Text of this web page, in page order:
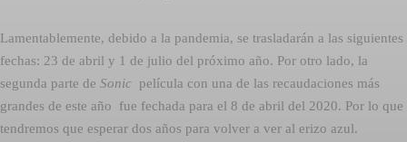
Lamentablemente, debido a la pandemia, se trasladarán a las siguientes
fechas: 23 de abril y 1 de julio del próximo año. Por otro lado, la
segunda parte de  Sonic   película con una de las recaudaciones más
grandes de este año  fue fechada para el 8 de abril del 2020. Por lo que
tendremos que esperar dos años para volver a ver al erizo azul.